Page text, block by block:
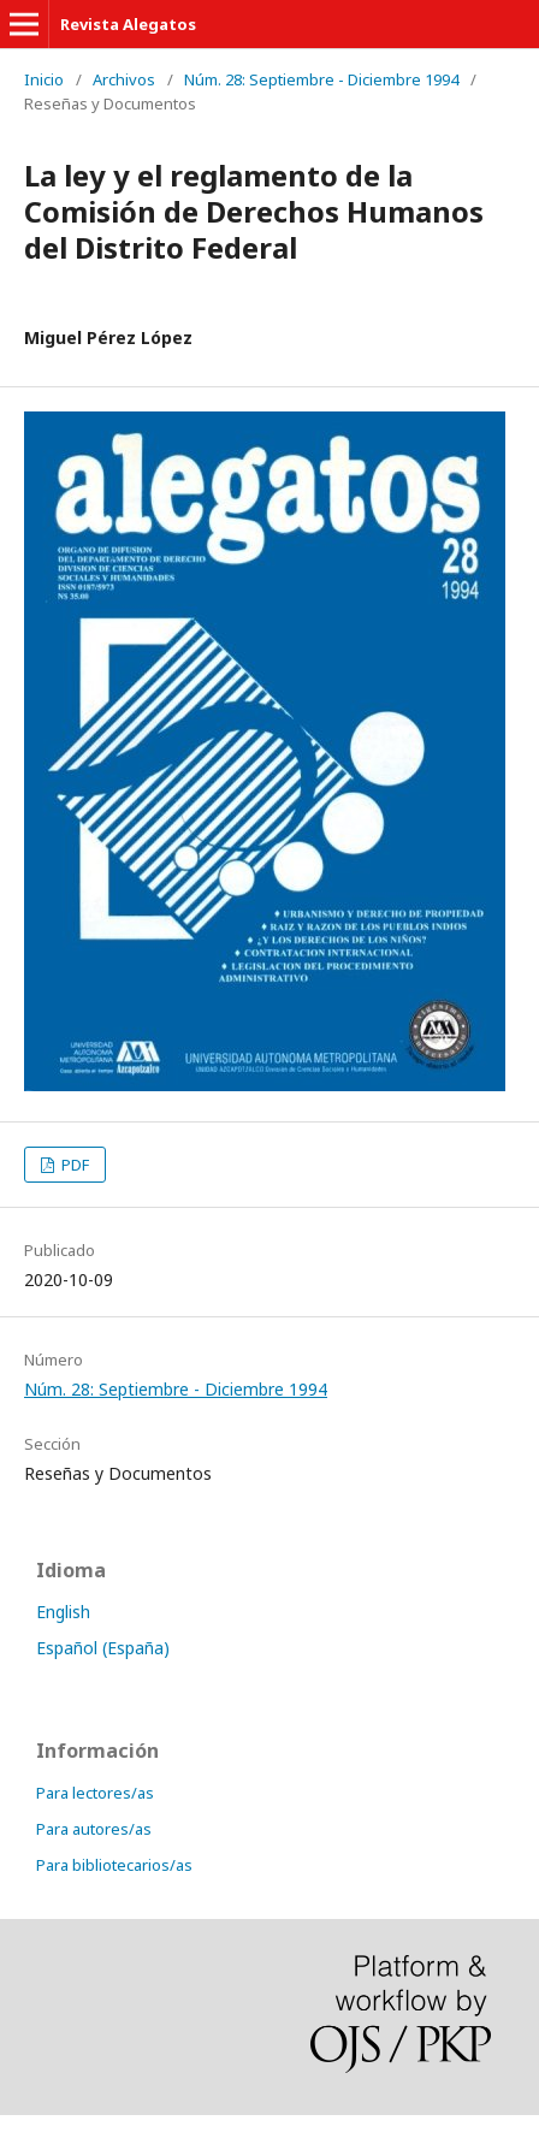
Revista Alegatos
Inicio / Archivos / Núm. 28: Septiembre - Diciembre 1994 /
Reseñas y Documentos
La ley y el reglamento de la
Comisión de Derechos Humanos
del Distrito Federal
Miguel Pérez López
PDF
Publicado
2020-10-09
Número
Núm. 28: Septiembre - Diciembre 1994
Sección
Reseñas y Documentos
Idioma
English
Español (España)
Información
Para lectores/as
Para autores/as
Para bibliotecarios/as